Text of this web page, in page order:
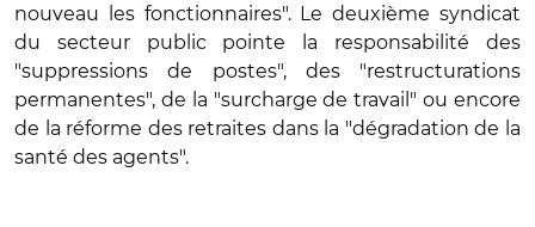
nouveau les fonctionnaires". Le deuxième syndicat
du secteur public pointe la responsabilité des
"suppressions de postes", des "restructurations
permanentes", de la "surcharge de travail" ou encore
de la réforme des retraites dans la "dégradation de la
santé des agents".